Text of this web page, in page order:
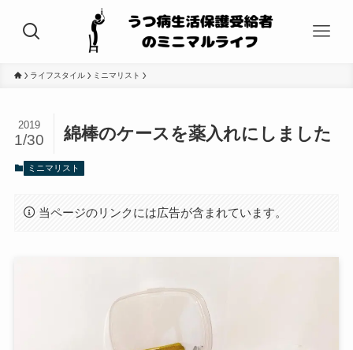
ライフスタイル ミニマリスト
綿棒のケースを薬入れにしました
2019
1/30
ミニマリスト
当ページのリンクには広告が含まれています。